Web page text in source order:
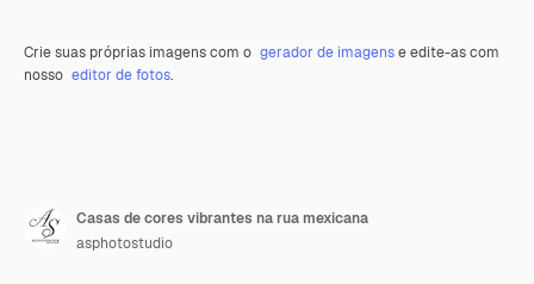
Crie suas próprias imagens com o gerador de imagense edite-as com
nosso editor de fotos.
Casas de cores vibrantes na rua mexicana
asphotostudio